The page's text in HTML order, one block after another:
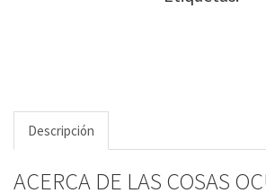
Descripción
ACERCA DE LAS COSAS